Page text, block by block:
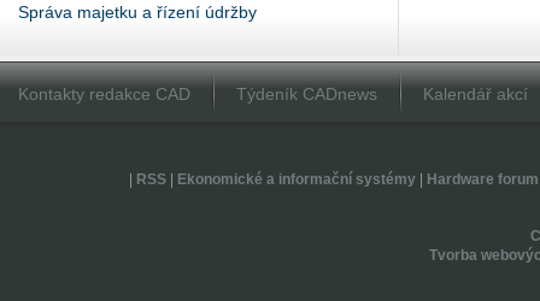
Správa majetku a řízení údržby
Kontakty redakce CAD Týdeník CADnews Kalendář akcí
RSS| Ekonomické a informační systémy| Hardware forum
Tvorba